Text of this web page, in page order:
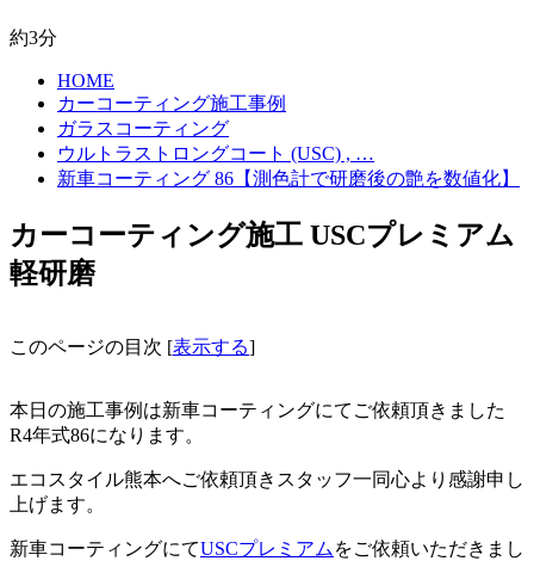
約3分
HOME
カーコーティング施工事例
ガラスコーティング
ウルトラストロングコート (USC) , …
新車コーティング 86【測色計で研磨後の艶を数値化】
カーコーティング施工 USCプレミアム
軽研磨
このページの目次 [表示する]
本日の施工事例は新車コーティングにてご依頼頂きました
R4年式86になります。
エコスタイル熊本へご依頼頂きスタッフ一同心より感謝申し
上げます。
新車コーティングにてUSCプレミアム をご依頼いただきまし